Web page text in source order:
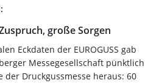
große Sorgen
Eckdaten der EUROGUSS gab
Messegesellschaft pünktlich
der Druckgussmesse heraus: 60